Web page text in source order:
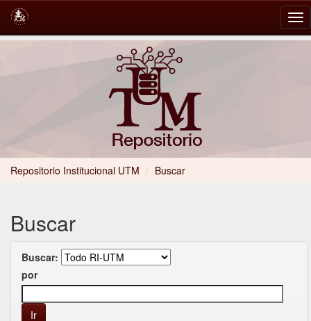
Repositorio Institucional UTM / Buscar
Buscar
Buscar:
por